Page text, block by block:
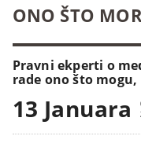
ONO ŠTO
Pravni ekperti o
rade ono što
13 Januara